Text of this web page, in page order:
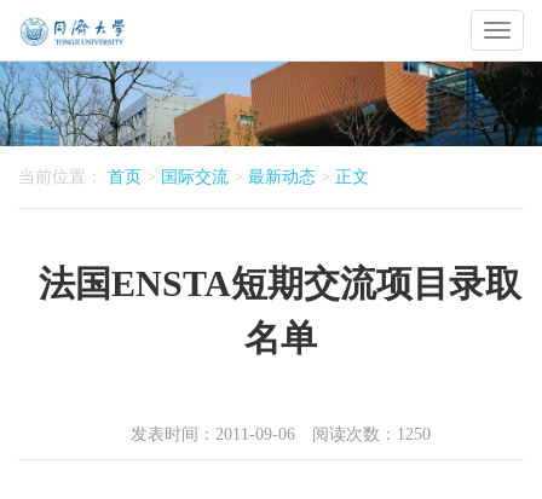
Toggle
当前位置： 首页 > 国际交流 > 最新动态 > 正文
法国ENSTA短期交流项目录取
名单
发表时间：2011-09-06 阅读次数： 1250